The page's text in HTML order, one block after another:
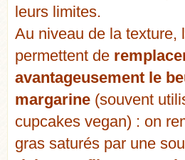
leurs limites.
Au niveau de la texture,
permettent de
avantageusement le
margarine (souvent
cupcakes vegan) : on
gras saturés par une